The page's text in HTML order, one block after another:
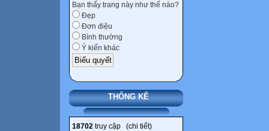
Bạn thấy trang này như thế nào?
Đẹp
Đơn điệu
Bình thường
Ý kiến khác
THỐNG KÊ
18702 truy cập (chi tiết)